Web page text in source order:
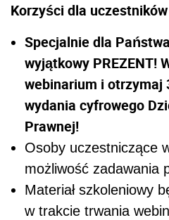
Korzyści dla
Specjalnie dla
wyjątkowy PREZENT!
webinarium i otrzymaj
wydania cyfrowego
Prawnej!
Osoby uczestniczące
możliwość zadawania
Materiał szkoleniowy
w trakcie trwania